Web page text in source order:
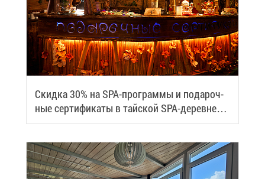
Скид­ка 30% на SPA-про­грам­мы и по­да­роч­
ные сер­ти­фи­ка­ты в тай­ской SPA-де­ревне
Samui